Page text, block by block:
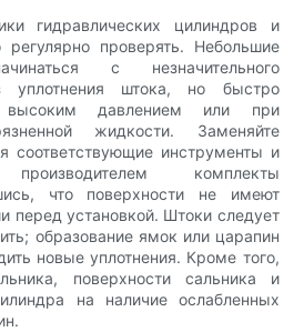
гидравлических цилиндров и
проверять. Небольшие
с незначительного
уплотнения штока, но быстро
высоким давлением или при
жидкости. Заменяйте
соответствующие инструменты и
производителем комплекты
что поверхности не имеют
перед установкой. Штоки следует
образование ямок или царапин
новые уплотнения. Кроме того,
поверхности сальника и
на наличие ослабленных